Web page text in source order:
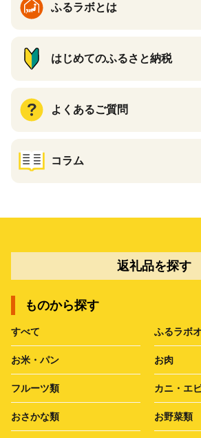
ふるラボとは
はじめてのふるさと納税
よくあるご質問
コラム
返礼品を探す
ものから探す
すべて ふるラボ
お米・パン お肉
フルーツ類 カニ・エ
おさかな類 お野菜類